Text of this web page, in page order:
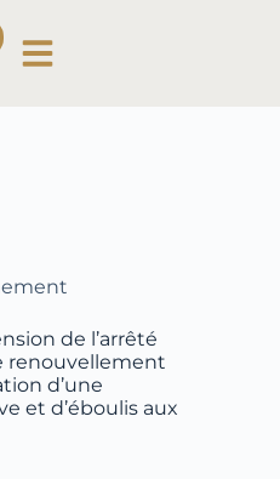
de l’arrêté
renouvellement
d’une
et d’éboulis aux